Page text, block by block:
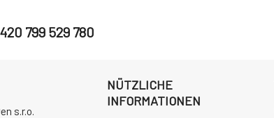
799 529 780
s.r.o.
NÜTZLICHE
INFORMATIONEN